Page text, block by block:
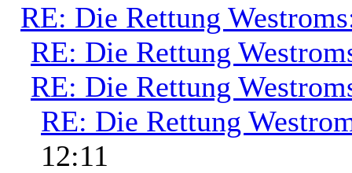
RE: Die Rettung
RE: Die Rettung
RE: Die Rettung
RE: Die Rettung
12:11